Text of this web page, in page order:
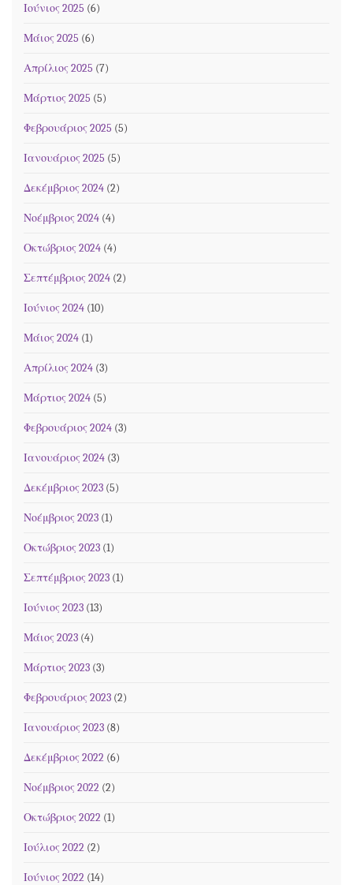
Ιούνιος 2025 (6)
Μάιος 2025 (6)
Απρίλιος 2025 (7)
Μάρτιος 2025 (5)
Φεβρουάριος 2025 (5)
Ιανουάριος 2025 (5)
Δεκέμβριος 2024 (2)
Νοέμβριος 2024 (4)
Οκτώβριος 2024 (4)
Σεπτέμβριος 2024 (2)
Ιούνιος 2024 (10)
Μάιος 2024 (1)
Απρίλιος 2024 (3)
Μάρτιος 2024 (5)
Φεβρουάριος 2024 (3)
Ιανουάριος 2024 (3)
Δεκέμβριος 2023 (5)
Νοέμβριος 2023 (1)
Οκτώβριος 2023 (1)
Σεπτέμβριος 2023 (1)
Ιούνιος 2023 (13)
Μάιος 2023 (4)
Μάρτιος 2023 (3)
Φεβρουάριος 2023 (2)
Ιανουάριος 2023 (8)
Δεκέμβριος 2022 (6)
Νοέμβριος 2022 (2)
Οκτώβριος 2022 (1)
Ιούλιος 2022 (2)
Ιούνιος 2022 (14)